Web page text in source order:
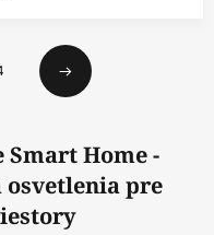
Ďalší
Home -
pre